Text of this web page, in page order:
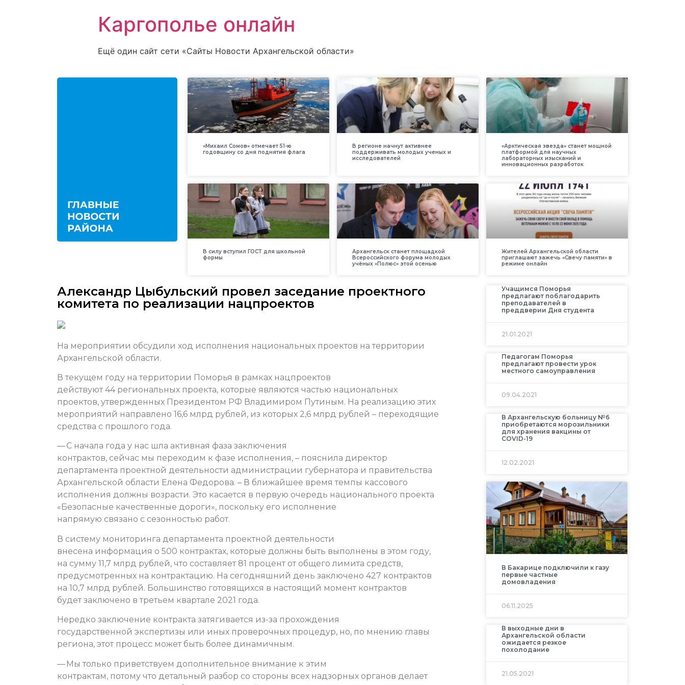
Каргополье онлайн
Ещё один сайт сети «Сайты Новости Архангельской области»
«Михаил Сомов» отмечает 51-ю
годовщину со дня поднятия флага
В регионе начнут активнее
поддерживать молодых ученых и
исследователей
«Арктическая звезда» станет мощной
платформой для научных
лабораторных изысканий и
инновационных разработок
В силу вступил ГОСТ для школьной
формы
Архангельск станет площадкой
Всероссийского форума молодых
учёных «Полюс» этой осенью
Жителей Архангельской области
приглашают зажечь «Свечу памяти» в
режиме онлайн
Александр Цыбульский провел заседание проектного
комитета по реализации нацпроектов
На мероприятии обсудили ход исполнения национальных проектов на территории
Архангельской области.
В текущем году на территории Поморья в рамках нацпроектов
действуют 44 региональных проекта, которые являются частью национальных
проектов, утвержденных Президентом РФ Владимиром Путиным. На реализацию этих
мероприятий направлено 16,6 млрд рублей, из которых 2,6 млрд рублей – переходящие
средства с прошлого года.
— С начала года у нас шла активная фаза заключения
контрактов, сейчас мы переходим к фазе исполнения, – пояснила директор
департамента проектной деятельности администрации губернатора и правительства
Архангельской области Елена Федорова. – В ближайшее время темпы кассового
исполнения должны возрасти. Это касается в первую очередь национального проекта
«Безопасные качественные дороги», поскольку его исполнение
напрямую связано с сезонностью работ.
В систему мониторинга департамента проектной деятельности
внесена информация о 500 контрактах, которые должны быть выполнены в этом году,
на сумму 11,7 млрд рублей, что составляет 81 процент от общего лимита средств,
предусмотренных на контрактацию. На сегодняшний день заключено 427 контрактов
на 10,7 млрд рублей. Большинство готовящихся в настоящий момент контрактов
будет заключено в третьем квартале 2021 года.
Нередко заключение контракта затягивается из-за прохождения
государственной экспертизы или иных проверочных процедур, но, по мнению главы
региона, этот процесс может быть более динамичным.
— Мы только приветствуем дополнительное внимание к этим
контрактам, потому что детальный разбор со стороны всех надзорных органов делает
Учащимся Поморья
предлагают поблагодарить
преподавателей в
преддверии Дня студента
21.01.2021
Педагогам Поморья
предлагают провести урок
местного самоуправления
09.04.2021
В Архангельскую больницу №6
приобретаются морозильники
для хранения вакцины от
COVID-19
12.02.2021
В Бакарице подключили к газу
первые частные
домовладения
06.11.2025
В выходные дни в
Архангельской области
ожидается резкое
похолодание
21.05.2021